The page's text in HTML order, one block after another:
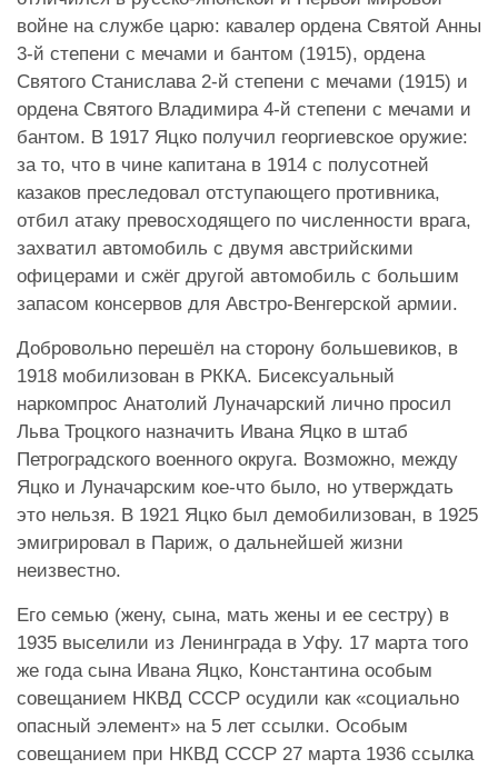
войне на службе царю: кавалер ордена Святой Анны
3-й степени с мечами и бантом (1915), ордена
Святого Станислава 2-й степени с мечами (1915) и
ордена Святого Владимира 4-й степени с мечами и
бантом. В 1917 Яцко получил георгиевское оружие:
за то, что в чине капитана в 1914 с полусотней
казаков преследовал отступающего противника,
отбил атаку превосходящего по численности врага,
захватил автомобиль с двумя австрийскими
офицерами и сжёг другой автомобиль с большим
запасом консервов для Австро-Венгерской армии.
Добровольно перешёл на сторону большевиков, в
1918 мобилизован в РККА. Бисексуальный
наркомпрос Анатолий Луначарский лично просил
Льва Троцкого назначить Ивана Яцко в штаб
Петроградского военного округа. Возможно, между
Яцко и Луначарским кое-что было, но утверждать
это нельзя. В 1921 Яцко был демобилизован, в 1925
эмигрировал в Париж, о дальнейшей жизни
неизвестно.
Его семью (жену, сына, мать жены и ее сестру) в
1935 выселили из Ленинграда в Уфу. 17 марта того
же года сына Ивана Яцко, Константина особым
совещанием НКВД СССР осудили как «социально
опасный элемент» на 5 лет ссылки. Особым
совещанием при НКВД СССР 27 марта 1936 ссылка